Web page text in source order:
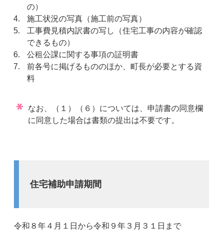
の）
施工状況の写真（施工前の写真）
工事費見積内訳書の写し（住宅工事の内容が確認
できるもの）
公租公課に関する事項の証明書
前各号に掲げるもののほか、町長が必要とする資
料
なお、（１）（６）については、申請書の同意欄
に同意した場合は書類の提出は不要です。
住宅補助申請期間
令和８年４月１日から令和９年３月３１日まで